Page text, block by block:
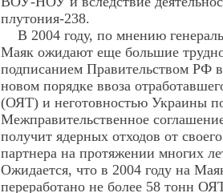
плутония-238.
В 2004 году, по мнению
Маяк ожидают еще большие
подписанием Правительством РФ в
новом порядке ввоза
(ОЯТ) и неготовностью Украины
Межправительственное
получит ядерных отходов от
партнера на протяжении многих
Ожидается, что в 2004 году на
переработано не более 58 тонн